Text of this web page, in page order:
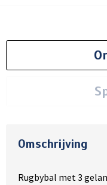
Omschrijving
Rugbybal met 3